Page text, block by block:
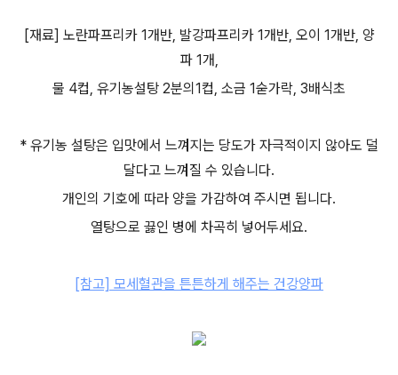
[재료] 노란파프리카 1개반, 발강파프리카 1개반, 오이 1개반, 양
파 1개,
물 4컵, 유기농설탕 2분의1컵, 소금 1숟가락, 3배식초
* 유기농 설탕은 입맛에서 느껴지는 당도가 자극적이지 않아도 덜
달다고 느껴질 수 있습니다.
개인의 기호에 따라 양을 가감하여 주시면 됩니다.
열탕으로 끓인 병에 차곡히 넣어두세요.
[참고] 모세혈관을 튼튼하게 해주는 건강양파